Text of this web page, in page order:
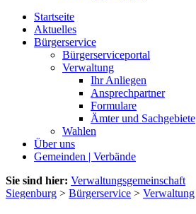
Startseite
Aktuelles
Bürgerservice
Bürgerserviceportal
Verwaltung
Ihr Anliegen
Ansprechpartner
Formulare
Ämter und Sachgebiete
Wahlen
Über uns
Gemeinden | Verbände
Sie sind hier: Verwaltungsgemeinschaft
Siegenburg > Bürgerservice > Verwaltung